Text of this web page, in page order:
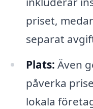
priset,
separat
Plats: Även
påverka
lokala